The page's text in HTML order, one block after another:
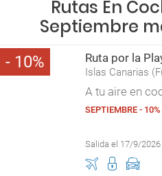
Rutas En
Septiembre
10 Ruta por la
Islas Canarias
A tu aire en
SEPTIEMBRE -
Salida el 17/9/